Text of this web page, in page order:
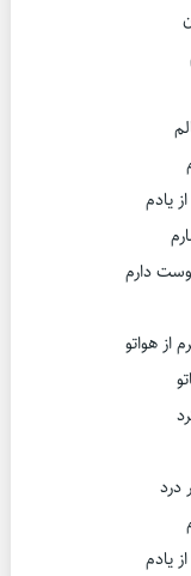
یادم
دارم
از هواتو
درد
یادم